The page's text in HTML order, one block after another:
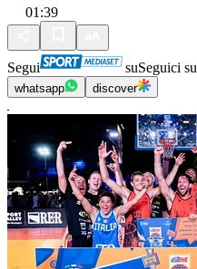
01:39
Segui suSeguici su
whatsapp discover